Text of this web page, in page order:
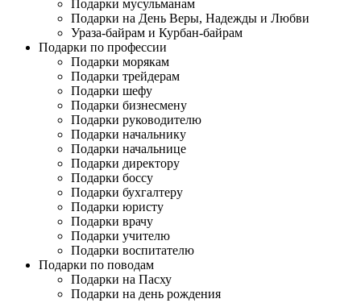
Подарки мусульманам
Подарки на День Веры, Надежды и Любви
Ураза-байрам и Курбан-байрам
Подарки по профессии
Подарки морякам
Подарки трейдерам
Подарки шефу
Подарки бизнесмену
Подарки руководителю
Подарки начальнику
Подарки начальнице
Подарки директору
Подарки боссу
Подарки бухгалтеру
Подарки юристу
Подарки врачу
Подарки учителю
Подарки воспитателю
Подарки по поводам
Подарки на Пасху
Подарки на день рождения